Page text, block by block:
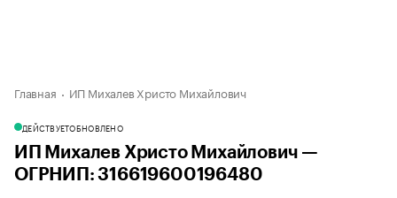
Главная ИП Михалев Христо Михайлович
ДЕЙСТВУЕТОБНОВЛЕНО
ИП Михалев Христо Михайлович —
ОГРНИП: 316619600196480